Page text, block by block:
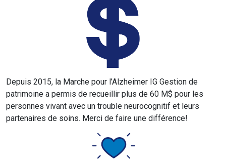
Depuis 2015, la Marche pour l’Alzheimer IG Gestion de
patrimoine a permis de recueillir plus de 60 M$ pour les
personnes vivant avec un trouble neurocognitif et leurs
partenaires de soins. Merci de faire une différence!